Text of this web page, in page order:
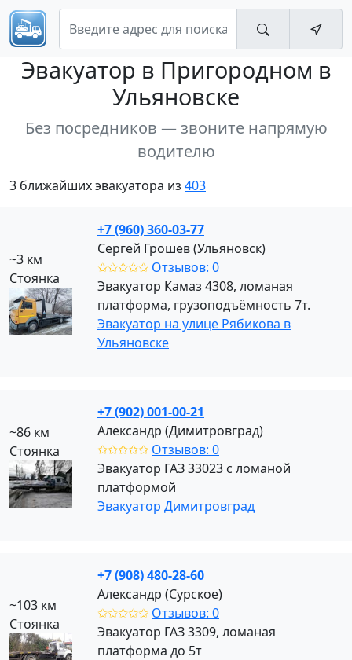
Эвакуатор в Пригородном в
Ульяновске
Без посредников — звоните напрямую
водителю
3 ближайших эвакуатора из 403
~3 км
Стоянка
+7 (960) 360-03-77
Сергей Грошев (Ульяновск)
✩✩✩✩✩ Отзывов: 0
Эвакуатор Камаз 4308, ломаная
платформа, грузоподъёмность 7т.
Эвакуатор на улице Рябикова в
Ульяновске
~86 км
Стоянка
+7 (902) 001-00-21
Александр (Димитровград)
✩✩✩✩✩ Отзывов: 0
Эвакуатор ГАЗ 33023 с ломаной
платформой
Эвакуатор Димитровград
~103 км
Стоянка
+7 (908) 480-28-60
Александр (Сурское)
✩✩✩✩✩ Отзывов: 0
Эвакуатор ГАЗ 3309, ломаная
платформа до 5т